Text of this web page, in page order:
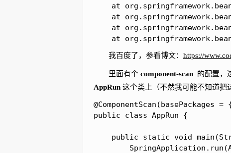
at
我百度了，参看博文： https://
里面有个 component-scan 的配置，
AppRun 这个类上（不然我可能不知道把
public class AppRun {
public static void